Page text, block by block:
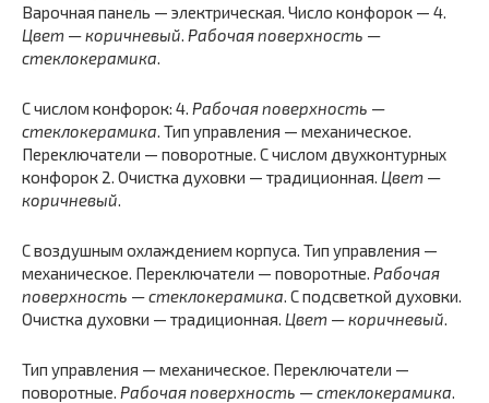
Варочная панель — электрическая. Число конфорок — 4.
Цвет — коричневый. Рабочая поверхность —
стеклокерамика.
С числом конфорок: 4. Рабочая поверхность —
стеклокерамика. Тип управления — механическое.
Переключатели — поворотные. С числом двухконтурных
конфорок 2. Очистка духовки — традиционная. Цвет —
коричневый.
С воздушным охлаждением корпуса. Тип управления —
механическое. Переключатели — поворотные. Рабочая
поверхность — стеклокерамика. С подсветкой духовки.
Очистка духовки — традиционная. Цвет — коричневый.
Тип управления — механическое. Переключатели —
поворотные. Рабочая поверхность — стеклокерамика.